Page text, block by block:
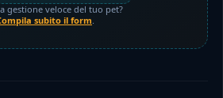
gestione veloce del tuo pet?
subito il form